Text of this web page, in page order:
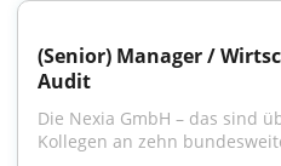
(Senior) Manager /
Audit
Die Nexia GmbH – das sind
Kollegen an zehn